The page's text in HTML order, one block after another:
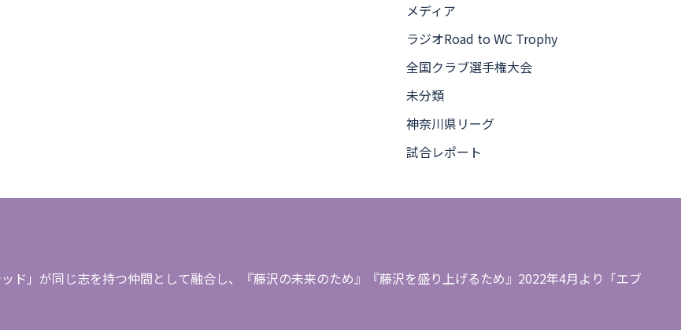
メディア
ラジオRoad to WC Trophy
全国クラブ選手権大会
未分類
神奈川県リーグ
試合レポート
ド」が同じ志を持つ仲間として融合し、『藤沢の未来のため』『藤沢を盛り上げるため』2022年4月より「エブ